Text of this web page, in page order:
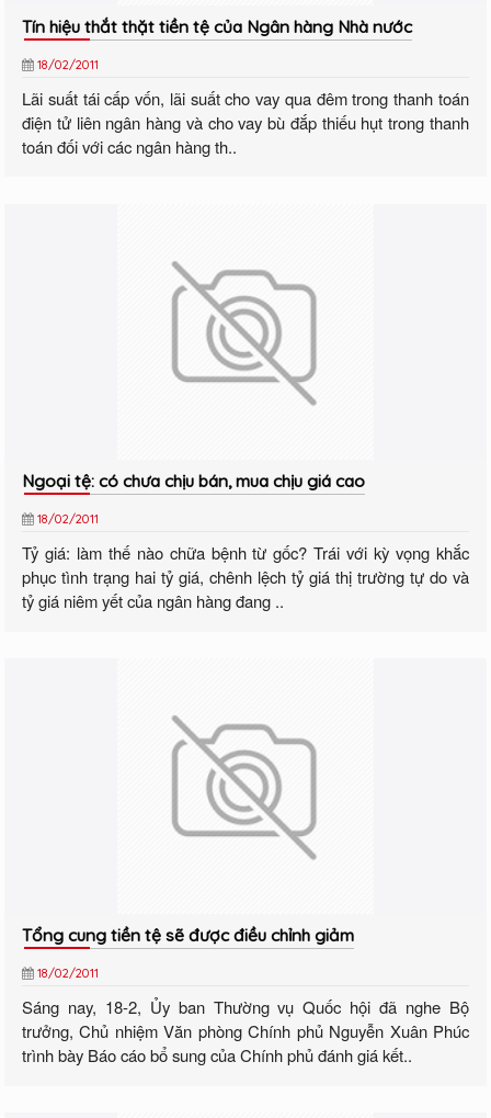
Tín hiệu thắt thặt tiền tệ của Ngân hàng Nhà nước
18/02/2011
Lãi suất tái cấp vốn, lãi suất cho vay qua đêm trong thanh toán
điện tử liên ngân hàng và cho vay bù đắp thiếu hụt trong thanh
toán đối với các ngân hàng th..
Ngoại tệ: có chưa chịu bán, mua chịu giá cao
18/02/2011
Tỷ giá: làm thế nào chữa bệnh từ gốc? Trái với kỳ vọng khắc
phục tình trạng hai tỷ giá, chênh lệch tỷ giá thị trường tự do và
tỷ giá niêm yết của ngân hàng đang ..
Tổng cung tiền tệ sẽ được điều chỉnh giảm
18/02/2011
Sáng nay, 18-2, Ủy ban Thường vụ Quốc hội đã nghe Bộ
trưởng, Chủ nhiệm Văn phòng Chính phủ Nguyễn Xuân Phúc
trình bày Báo cáo bổ sung của Chính phủ đánh giá kết..